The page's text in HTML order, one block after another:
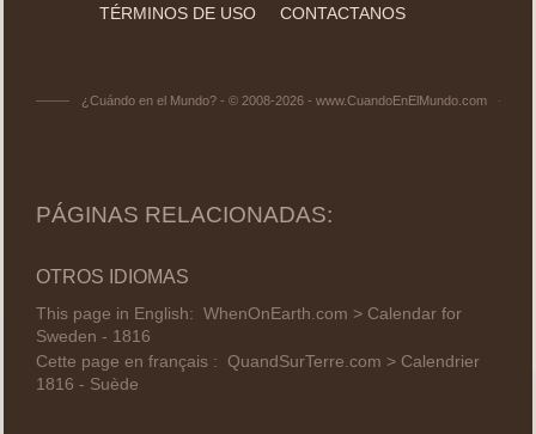
TÉRMINOS DE USO
CONTACTANOS
¿Cuándo en el Mundo? - © 2008-2026 - www.CuandoEnElMundo.com
PÁGINAS RELACIONADAS:
OTROS IDIOMAS
This page in English: WhenOnEarth.com > Calendar for
Sweden - 1816
Cette page en français : QuandSurTerre.com > Calendrier
1816 - Suède